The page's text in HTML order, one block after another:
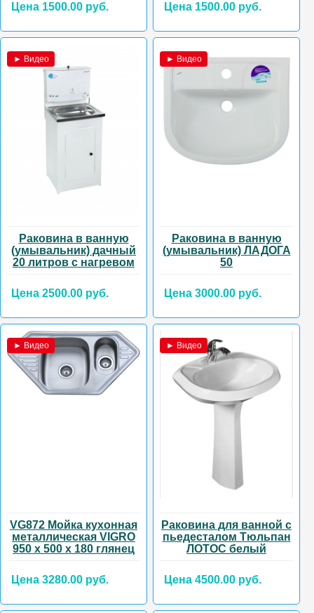
Цена 1500.00 руб. Цена 1500.00 руб.
► Видео
Раковина в ванную
(умывальник) дачный
20 литров с нагревом
Цена 2500.00 руб.
► Видео
Раковина в ванную
(умывальник) ЛАДОГА
50
Цена 3000.00 руб.
► Видео
VG872 Мойка кухонная
металлическая VIGRO
950 х 500 х 180 глянец
Цена 3280.00 руб.
► Видео
Раковина для ванной с
пьедесталом Тюльпан
ЛОТОС белый
Цена 4500.00 руб.